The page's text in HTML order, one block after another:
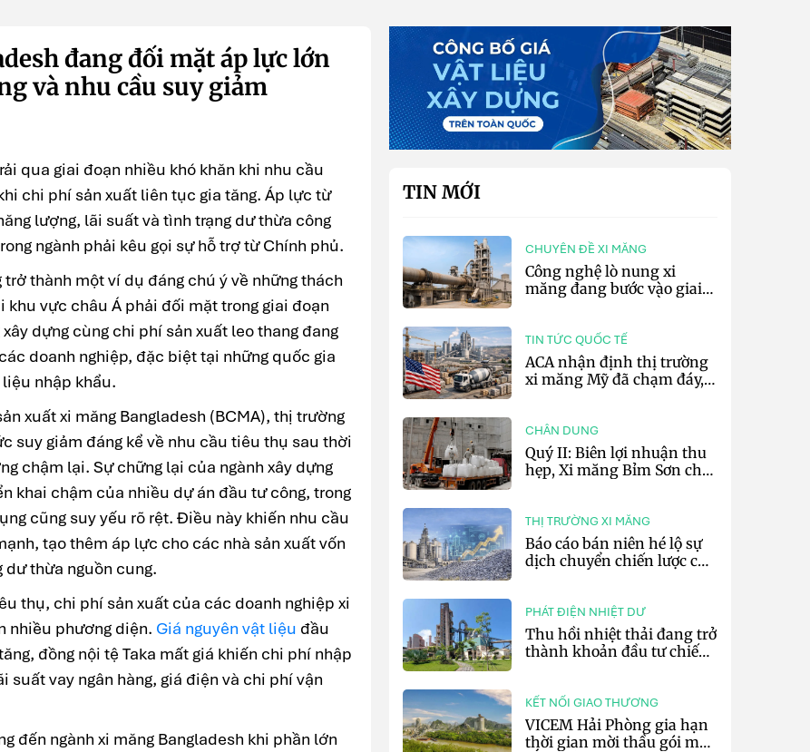
đang đối mặt áp lực lớn
và nhu cầu suy giảm
qua giai đoạn nhiều khó khăn khi nhu cầu
chi phí sản xuất liên tục gia tăng. Áp lực từ
lượng, lãi suất và tình trạng dư thừa công
ngành phải kêu gọi sự hỗ trợ từ Chính phủ.
thành một ví dụ đáng chú ý về những thách
vực châu Á phải đối mặt trong giai đoạn
dựng cùng chi phí sản xuất leo thang đang
doanh nghiệp, đặc biệt tại những quốc gia
nhập khẩu.
xuất xi măng Bangladesh (BCMA), thị trường
suy giảm đáng kể về nhu cầu tiêu thụ sau thời
chậm lại. Sự chững lại của ngành xây dựng
khai chậm của nhiều dự án đầu tư công, trong
cũng suy yếu rõ rệt. Điều này khiến nhu cầu
tạo thêm áp lực cho các nhà sản xuất vốn
thừa nguồn cung.
thụ, chi phí sản xuất của các doanh nghiệp xi
nhiều phương diện. Giá nguyên vật liệu đầu
đồng nội tệ Taka mất giá khiến chi phí nhập
suất vay ngân hàng, giá điện và chi phí vận
đến ngành xi măng Bangladesh khi phần lớn
TIN MỚI
CHUYÊN ĐỀ XI MĂNG
Công nghệ lò nung xi
măng đang bước vào giai
TIN TỨC QUỐC TẾ
ACA nhận định thị trường
xi măng Mỹ đã chạm đáy,
CHÂN DUNG
Quý II: Biên lợi nhuận thu
hẹp, Xi măng Bỉm Sơn chỉ
THỊ TRƯỜNG XI MĂNG
Báo cáo bán niên hé lộ sự
dịch chuyển chiến lược của
PHÁT ĐIỆN NHIỆT DƯ
Thu hồi nhiệt thải đang trở
thành khoản đầu tư chiến
KẾT NỐI GIAO THƯƠNG
VICEM Hải Phòng gia hạn
thời gian mời thầu gói mua